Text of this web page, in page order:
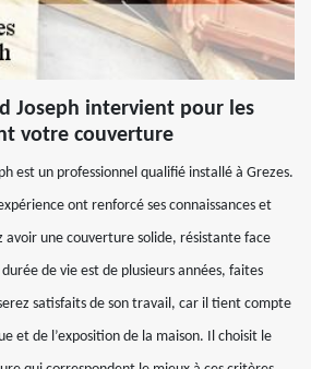
Joseph intervient pour les
votre couverture
est un professionnel qualifié installé à Grezes.
ont renforcé ses connaissances et
avoir une couverture solide, résistante face
de vie est de plusieurs années, faites
satisfaits de son travail, car il tient compte
et de l’exposition de la maison. Il choisit le